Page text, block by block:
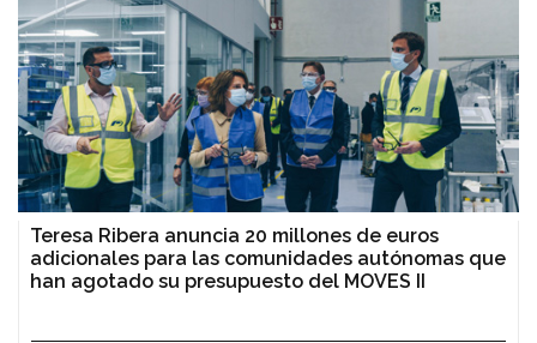
Teresa Ribera anuncia 20 millones de euros
adicionales para las comunidades autónomas que
han agotado su presupuesto del MOVES II